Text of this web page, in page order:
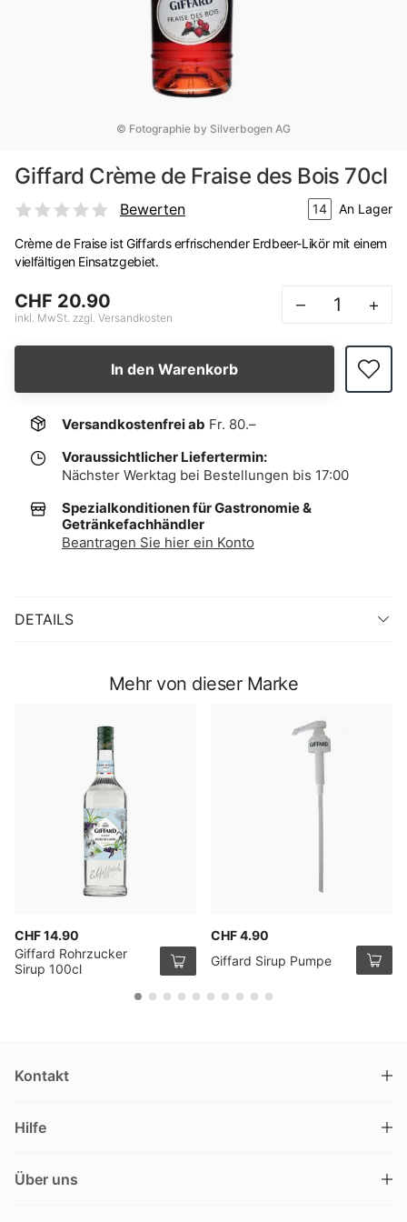
© Fotographie by Silverbogen AG
Giffard Crème de Fraise des Bois 70cl
Bewerten 14 An Lager
Crème de Fraise ist Giffards erfrischender Erdbeer-Likör mit einem
vielfältigen Einsatzgebiet.
CHF 20.90
inkl. MwSt. zzgl. Versandkosten
– +
In den Warenkorb
Versandkostenfrei ab Fr. 80.–
Voraussichtlicher Liefertermin:
Nächster Werktag bei Bestellungen bis 17:00
Spezialkonditionen für Gastronomie &
Getränkefachhändler
Beantragen Sie hier ein Konto
DETAILS
Mehr von dieser Marke
CHF 14.90
Giffard Rohrzucker
Sirup 100cl
CHF 4.90
Giffard Sirup Pumpe
Kontakt
Nüschelerstrasse 35
Schweiz
Hilfe
Über uns